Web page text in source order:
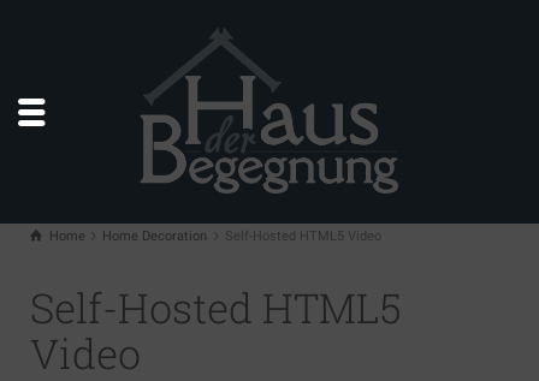
Home Home Decoration Self-Hosted HTML5 Video
Self-Hosted HTML5
Video